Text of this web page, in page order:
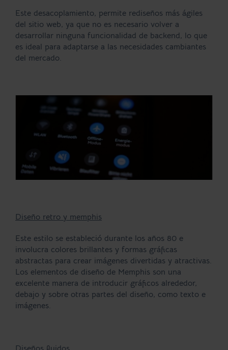
Este desacoplamiento, permite rediseños más ágiles
del sitio web, ya que no es necesario volver a
desarrollar ninguna funcionalidad de backend, lo que
es ideal para adaptarse a las necesidades cambiantes
del mercado.
Diseño retro y memphis
Este estilo se estableció durante los años 80 e
involucra colores brillantes y formas gráficas
abstractas para crear imágenes divertidas y atractivas.
Los elementos de diseño de Memphis son una
excelente manera de introducir gráficos alrededor,
debajo y sobre otras partes del diseño, como texto e
imágenes.